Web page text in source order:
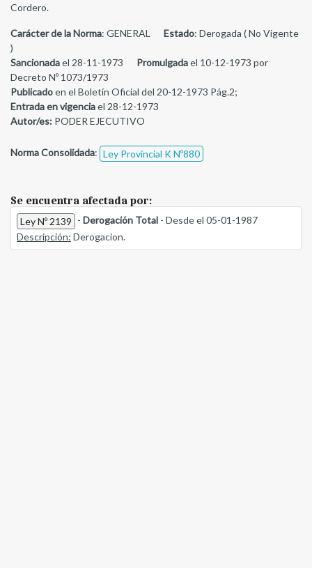
Cordero.
Carácter de la Norma: GENERAL Estado: Derogada ( No Vigente
)
Sancionadael 28-11-1973 Promulgadael 10-12-1973 por
Decreto Nº 1073/1973
Publicadoen el Boletín Oficial del 20-12-1973 Pág.2;
Entrada en vigenciael 28-12-1973
Autor/es: PODER EJECUTIVO
Norma Consolidada: Ley Provincial K Nº880
Se encuentra afectada por:
Ley Nº 2139 - Derogación Total - Desde el 05-01-1987
Descripción: Derogacion.